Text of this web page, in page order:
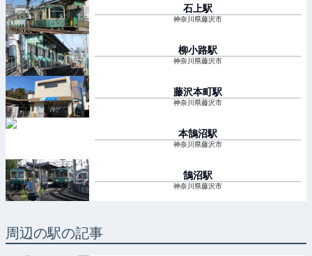
石上駅
神奈川県藤沢市
柳小路駅
神奈川県藤沢市
藤沢本町駅
神奈川県藤沢市
本鵠沼駅
神奈川県藤沢市
鵠沼駅
神奈川県藤沢市
周辺の駅の記事